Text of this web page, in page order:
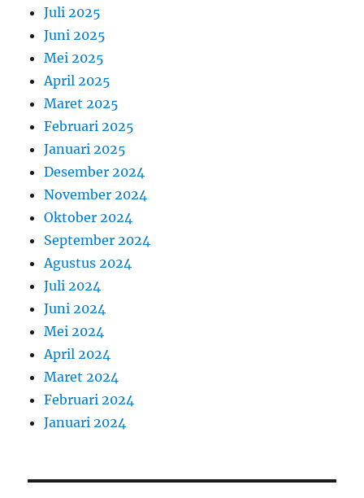
Juli 2025
Juni 2025
Mei 2025
April 2025
Maret 2025
Februari 2025
Januari 2025
Desember 2024
November 2024
Oktober 2024
September 2024
Agustus 2024
Juli 2024
Juni 2024
Mei 2024
April 2024
Maret 2024
Februari 2024
Januari 2024